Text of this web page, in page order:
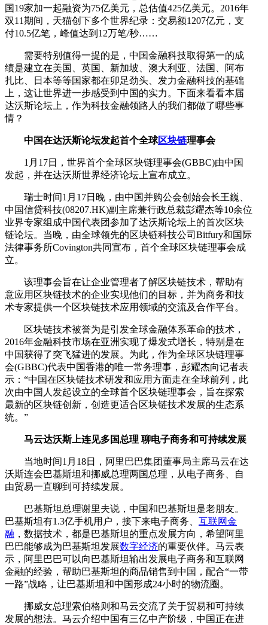
国19家加一起融资为75亿美元，总估值425亿美元。2016年
双11期间，天猫创下多个世界纪录：交易额1207亿元，支
付10.5亿笔，峰值达到12万笔/秒……
需要特别值得一提的是，中国金融科技取得第一的成
绩是建立在美国、英国、新加坡、澳大利亚、法国、阿布
扎比、日本等等国家都在卯足劲头、发力金融科技的基础
上，这让世界进一步感受到中国的实力。下面来看看本届
达沃斯论坛上，作为科技金融领路人的我们都做了哪些事
情？
中国在达沃斯论坛发起首个全球区块链理事会
1月17日，世界首个全球区块链理事会(GBBC)由中国
发起，并在达沃斯世界经济论坛上宣布成立。
瑞士时间1月17日晚，由中国并购公会创始会长王巍、
中国信贷科技(08207.HK)副主席兼行政总裁彭耀杰等10余位
业界专家组成中国代表团参加了达沃斯论坛上的首次区块
链论坛。当晚，由全球领先的区块链科技公司Bitfury和国际
法律事务所Covington共同宣布，首个全球区块链理事会成
立。
该理事会旨在让企业管理者了解区块链技术，帮助有
意应用区块链技术的企业实现他们的目标，并为商务和技
术专家提供一个区块链技术应用领域的交流及合作平台。
区块链技术被誉为是引发全球金融体系革命的技术，
2016年金融科技市场在亚洲实现了爆发式增长，特别是在
中国获得了突飞猛进的发展。为此，作为全球区块链理事
会(GBBC)代表中国香港的唯一常务理事，彭耀杰向记者表
示：“中国在区块链技术研发和应用方面走在全球前列，此
次由中国人发起设立的全球首个区块链理事会，旨在探索
最新的区块链创新，创造更适合区块链技术发展的生态系
统。”
马云达沃斯上连见多国总理 聊电子商务和可持续发展
当地时间1月18日，阿里巴巴集团董事局主席马云在达
沃斯连会巴基斯坦和挪威总理两国总理，从电子商务、自
由贸易一直聊到可持续发展。
巴基斯坦总理谢里夫说，中国和巴基斯坦是老朋友。
巴基斯坦有1.3亿手机用户，接下来电子商务、 互联网金
融 ，数据技术，都是巴基斯坦的重点发展方向，希望阿里
巴巴能够成为巴基斯坦发展数字经济的重要伙伴。马云表
示，阿里巴巴可以向巴基斯坦输出发展电子商务和互联网
金融的经验，帮助巴基斯坦的商品销售到中国，配合“一带
一路”战略，让巴基斯坦和中国形成24小时的物流圈。
挪威女总理索伯格则和马云交流了关于贸易和可持续
发展的想法。马云介绍中国有三亿中产阶级，中国正在进